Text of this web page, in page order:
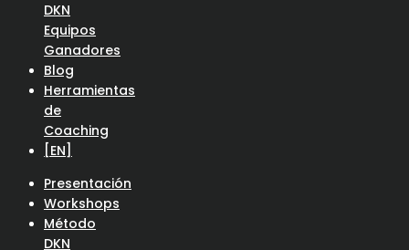
DKN
Equipos
Ganadores
Blog
Herramientas
de
Coaching
[EN]
Presentación
Workshops
Método
DKN